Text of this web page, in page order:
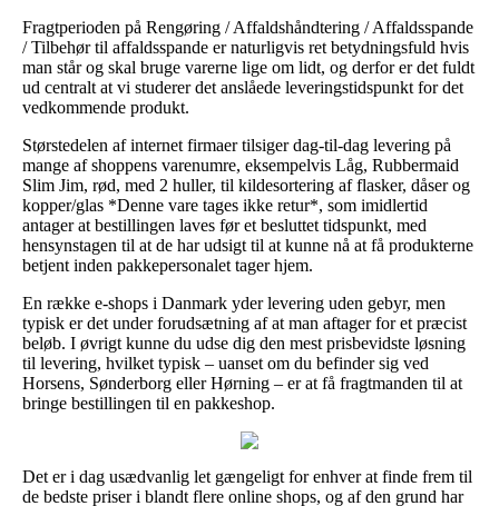
Fragtperioden på Rengøring / Affaldshåndtering / Affaldsspande
/ Tilbehør til affaldsspande er naturligvis ret betydningsfuld hvis
man står og skal bruge varerne lige om lidt, og derfor er det fuldt
ud centralt at vi studerer det anslåede leveringstidspunkt for det
vedkommende produkt.
Størstedelen af internet firmaer tilsiger dag-til-dag levering på
mange af shoppens varenumre, eksempelvis Låg, Rubbermaid
Slim Jim, rød, med 2 huller, til kildesortering af flasker, dåser og
kopper/glas *Denne vare tages ikke retur*, som imidlertid
antager at bestillingen laves før et besluttet tidspunkt, med
hensynstagen til at de har udsigt til at kunne nå at få produkterne
betjent inden pakkepersonalet tager hjem.
En række e-shops i Danmark yder levering uden gebyr, men
typisk er det under forudsætning af at man aftager for et præcist
beløb. I øvrigt kunne du udse dig den mest prisbevidste løsning
til levering, hvilket typisk – uanset om du befinder sig ved
Horsens, Sønderborg eller Hørning – er at få fragtmanden til at
bringe bestillingen til en pakkeshop.
Det er i dag usædvanlig let gængeligt for enhver at finde frem til
de bedste priser i blandt flere online shops, og af den grund har